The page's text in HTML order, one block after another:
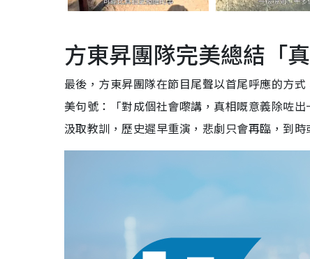
方東昇團隊完美總結「真
最後，方東昇團隊在節目尾聲以首尾呼應的方
美句號：「對成個社會嚟講，真相嘅意義除咗
汲取教訓，歷史遲早重演，悲劇只會再臨，到